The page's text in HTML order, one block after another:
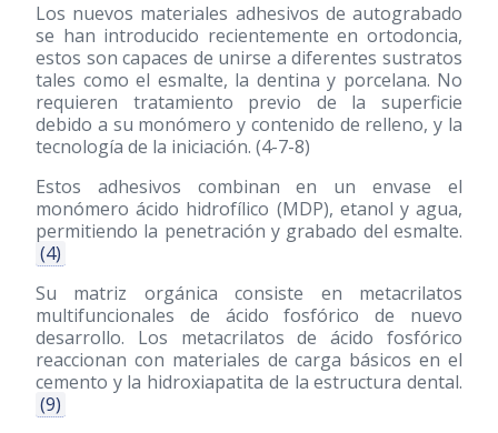
Los nuevos materiales adhesivos de autograbado
se han introducido recientemente en ortodoncia,
estos son capaces de unirse a diferentes sustratos
tales como el esmalte, la dentina y porcelana. No
requieren tratamiento previo de la superficie
debido a su monómero y contenido de relleno, y la
tecnología de la iniciación. (4-7-8)
Estos adhesivos combinan en un envase el
monómero ácido hidrofílico (MDP), etanol y agua,
permitiendo la penetración y grabado del esmalte.
(4)
Su matriz orgánica consiste en metacrilatos
multifuncionales de ácido fosfórico de nuevo
desarrollo. Los metacrilatos de ácido fosfórico
reaccionan con materiales de carga básicos en el
cemento y la hidroxiapatita de la estructura dental.
(9)